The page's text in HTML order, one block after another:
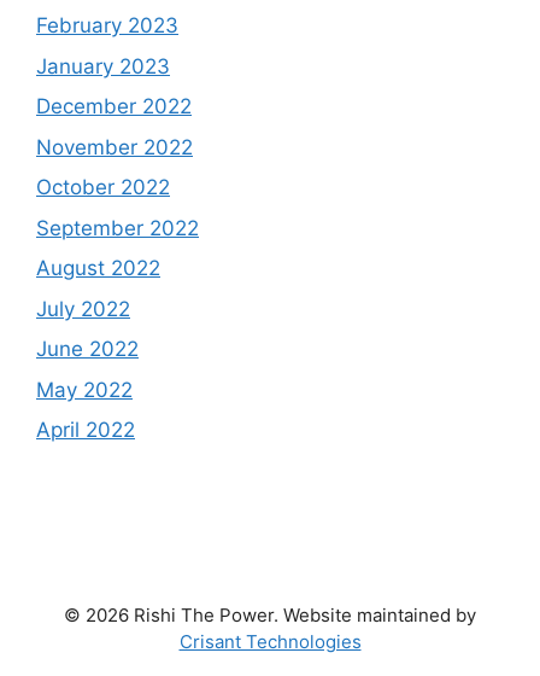
February 2023
January 2023
December 2022
November 2022
October 2022
September 2022
August 2022
July 2022
June 2022
May 2022
April 2022
© 2026 Rishi The Power. Website maintained by
Crisant Technologies